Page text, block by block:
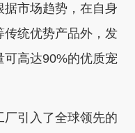
市场趋势，在自身
传统优势产品外，发
高达90%的优质宠
引入了全球领先的